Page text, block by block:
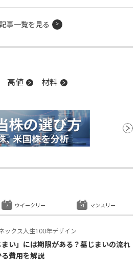
事一覧を見る
高値 材料
ックス人生100年デザイン
まい」には期限がある？墓じまいの流れ
る費用を解説
ウイークリー マンスリー